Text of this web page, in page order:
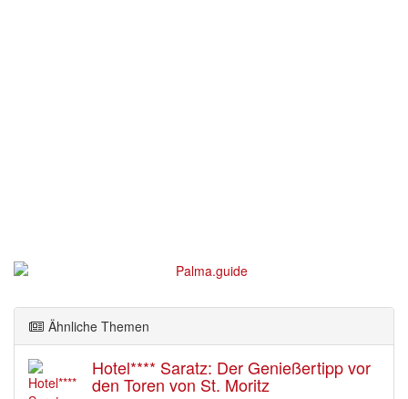
Ähnliche Themen
Hotel**** Saratz: Der Genießertipp vor
den Toren von St. Moritz